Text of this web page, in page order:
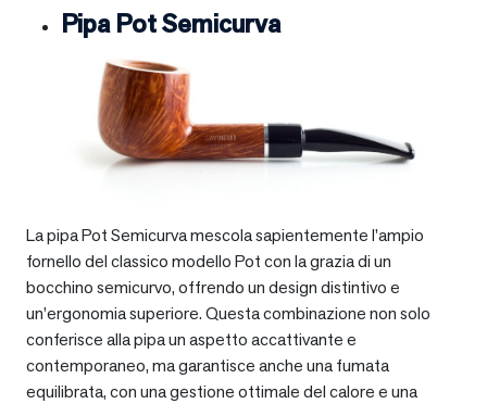
Pipa Pot Semicurva
La pipa Pot Semicurva mescola sapientemente l’ampio
fornello del classico modello Pot con la grazia di un
bocchino semicurvo, offrendo un design distintivo e
un’ergonomia superiore. Questa combinazione non solo
conferisce alla pipa un aspetto accattivante e
contemporaneo, ma garantisce anche una fumata
equilibrata, con una gestione ottimale del calore e una